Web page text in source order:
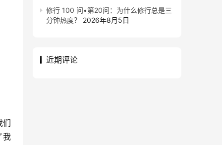
们
我
修行 100 问•第20问：为什么修行总是三
分钟热度？
2026年8月5日
近期评论